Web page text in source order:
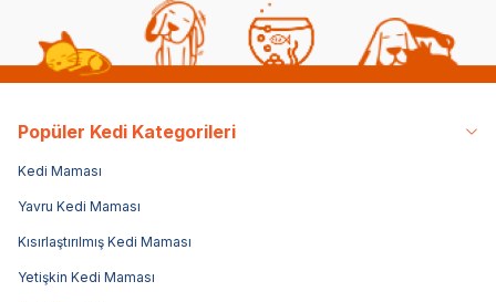
Popüler Kedi Kategorileri
Kedi Maması
Yavru Kedi Maması
Kısırlaştırılmış Kedi Maması
Yetişkin Kedi Maması